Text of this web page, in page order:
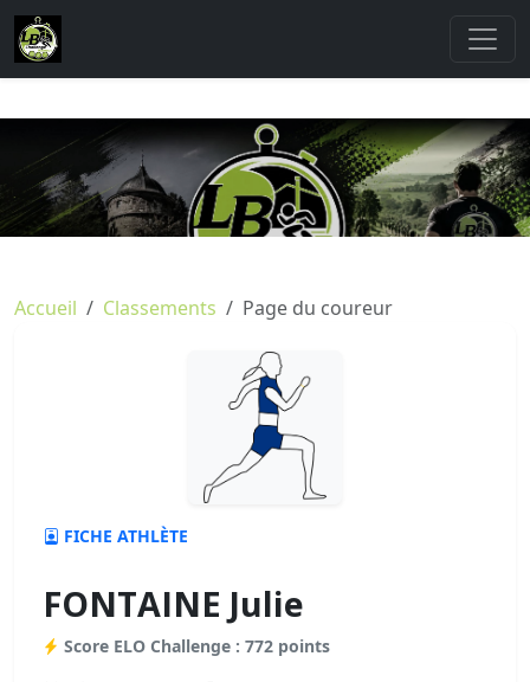
Accueil Classements Page du coureur
FICHE ATHLÈTE
FONTAINE Julie
Score ELO Challenge : 772 points